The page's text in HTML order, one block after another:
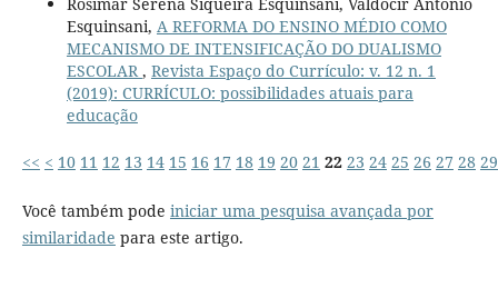
Esquinsani, A REFORMA DO ENSINO MÉDIO COMO
MECANISMO DE INTENSIFICAÇÃO DO DUALISMO
ESCOLAR, Revista Espaço do Currículo: v. 12 n. 1
(2019): CURRÍCULO: possibilidades atuais para
educação
<< < 10 11 12 13 14 15 16 17 18 19 20 21 22 23 24 25 26 27 28 29
Você também pode iniciar uma pesquisa avançada por
similaridade para este artigo.